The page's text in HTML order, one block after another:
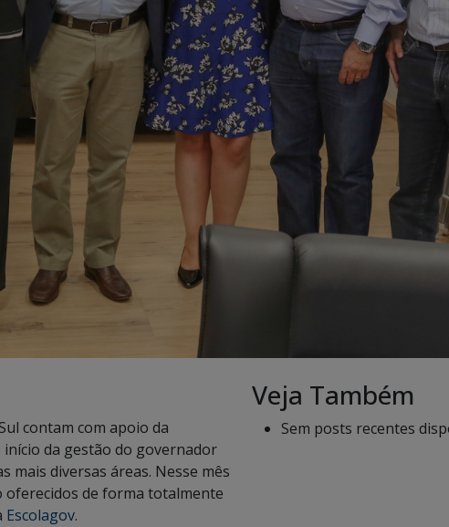
contam com apoio da
início da gestão do governador
mais diversas áreas. Nesse mês
oferecidos de forma totalmente
Escolagov.
Veja Também
Sem posts recentes